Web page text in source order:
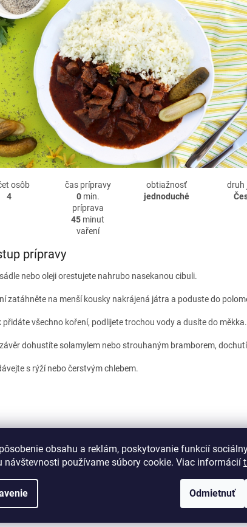
obsahu a reklám, poskytovanie funkcií
návštevnosti používame súbory cookie. Viac informácií
Odmietnuť
osôb
4
čas prípravy
0min.
príprava
45 minut
vaření
obtiažnosť
jednoduché
druh
prípravy
nebo oleji orestujete nahrubo nasekanou cibuli.
zatáhněte na menší kousky nakrájená játra a poduste do
přidáte všechno koření, podlijete trochou vody a dusíte do měkka.
dohustíte solamylem nebo strouhaným bramborem,
s rýží nebo čerstvým chlebem.
PREDCHÁDZAJÚCI ČLÁNOK